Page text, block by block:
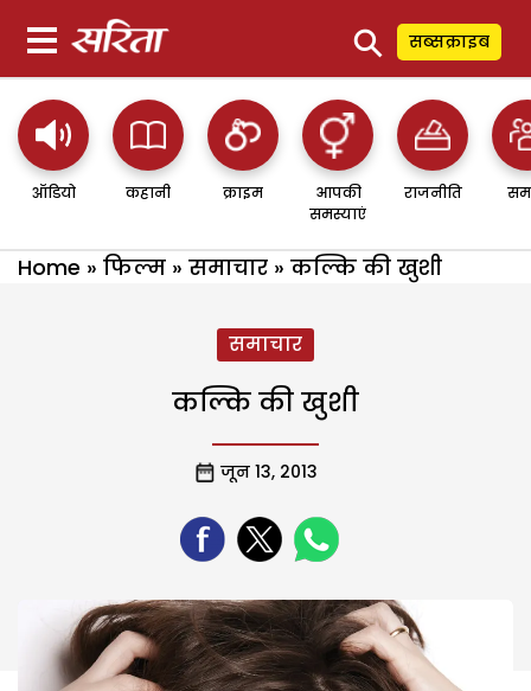
⚲ सब्सक्राइब
ऑडियो कहानी क्राइम
आपकी
समस्याएं
राजनीति
Home » फिल्म » समाचार » कल्कि की खुशी
समाचार
कल्कि की खुशी
जून 13, 2013